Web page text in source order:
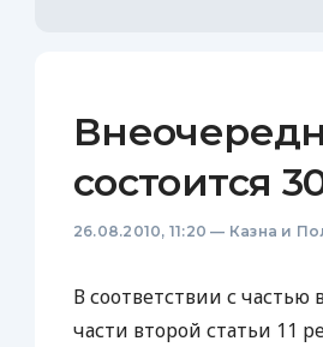
состоится
26.08.2010, 11:20 — Казна и
В соответствии с
части второй статьи 11